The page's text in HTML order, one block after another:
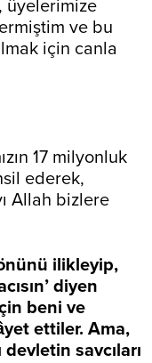
üyelerimize
ve bu
için canla
17 milyonluk
ederek,
Allah bizlere
ilikleyip,
diyen
beni ve
ettiler. Ama,
savcıları